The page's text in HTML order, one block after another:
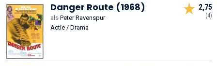
Danger Route (1968)
als Peter Ravenspur
Actie / Drama
2,75
(4)